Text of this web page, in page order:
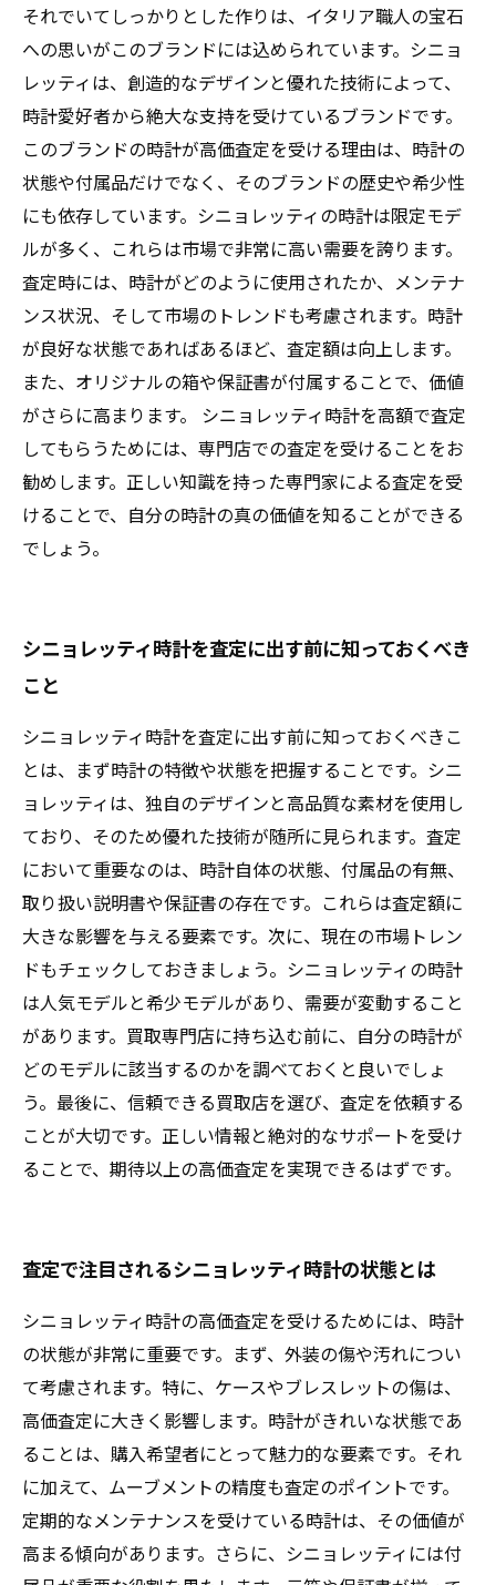
それでいてしっかりとした作りは、イタリア職人の宝石
への思いがこのブランドには込められています。シニョ
レッティは、創造的なデザインと優れた技術によって、
時計愛好者から絶大な支持を受けているブランドです。
このブランドの時計が高価査定を受ける理由は、時計の
状態や付属品だけでなく、そのブランドの歴史や希少性
にも依存しています。シニョレッティの時計は限定モデ
ルが多く、これらは市場で非常に高い需要を誇ります。
査定時には、時計がどのように使用されたか、メンテナ
ンス状況、そして市場のトレンドも考慮されます。時計
が良好な状態であればあるほど、査定額は向上します。
また、オリジナルの箱や保証書が付属することで、価値
がさらに高まります。 シニョレッティ時計を高額で査定
してもらうためには、専門店での査定を受けることをお
勧めします。正しい知識を持った専門家による査定を受
けることで、自分の時計の真の価値を知ることができる
でしょう。
シニョレッティ時計を査定に出す前に知っておくべき
こと
シニョレッティ時計を査定に出す前に知っておくべきこ
とは、まず時計の特徴や状態を把握することです。シニ
ョレッティは、独自のデザインと高品質な素材を使用し
ており、そのため優れた技術が随所に見られます。査定
において重要なのは、時計自体の状態、付属品の有無、
取り扱い説明書や保証書の存在です。これらは査定額に
大きな影響を与える要素です。次に、現在の市場トレン
ドもチェックしておきましょう。シニョレッティの時計
は人気モデルと希少モデルがあり、需要が変動すること
があります。買取専門店に持ち込む前に、自分の時計が
どのモデルに該当するのかを調べておくと良いでしょ
う。最後に、信頼できる買取店を選び、査定を依頼する
ことが大切です。正しい情報と絶対的なサポートを受け
ることで、期待以上の高価査定を実現できるはずです。
査定で注目されるシニョレッティ時計の状態とは
シニョレッティ時計の高価査定を受けるためには、時計
の状態が非常に重要です。まず、外装の傷や汚れについ
て考慮されます。特に、ケースやブレスレットの傷は、
高価査定に大きく影響します。時計がきれいな状態であ
ることは、購入希望者にとって魅力的な要素です。それ
に加えて、ムーブメントの精度も査定のポイントです。
定期的なメンテナンスを受けている時計は、その価値が
高まる傾向があります。さらに、シニョレッティには付